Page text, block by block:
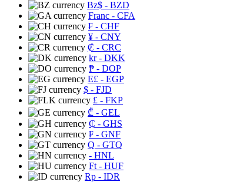
Bz$ - BZD
Franc - CFA
₣ - CHF
¥ - CNY
₡ - CRC
kr- DKK
₱ - DOP
E£ - EGP
$ - FJD
£ - FKP
₾ - GEL
₵ - GHS
₣ - GNF
Q - GTQ
- HNL
Ft - HUF
Rp - IDR